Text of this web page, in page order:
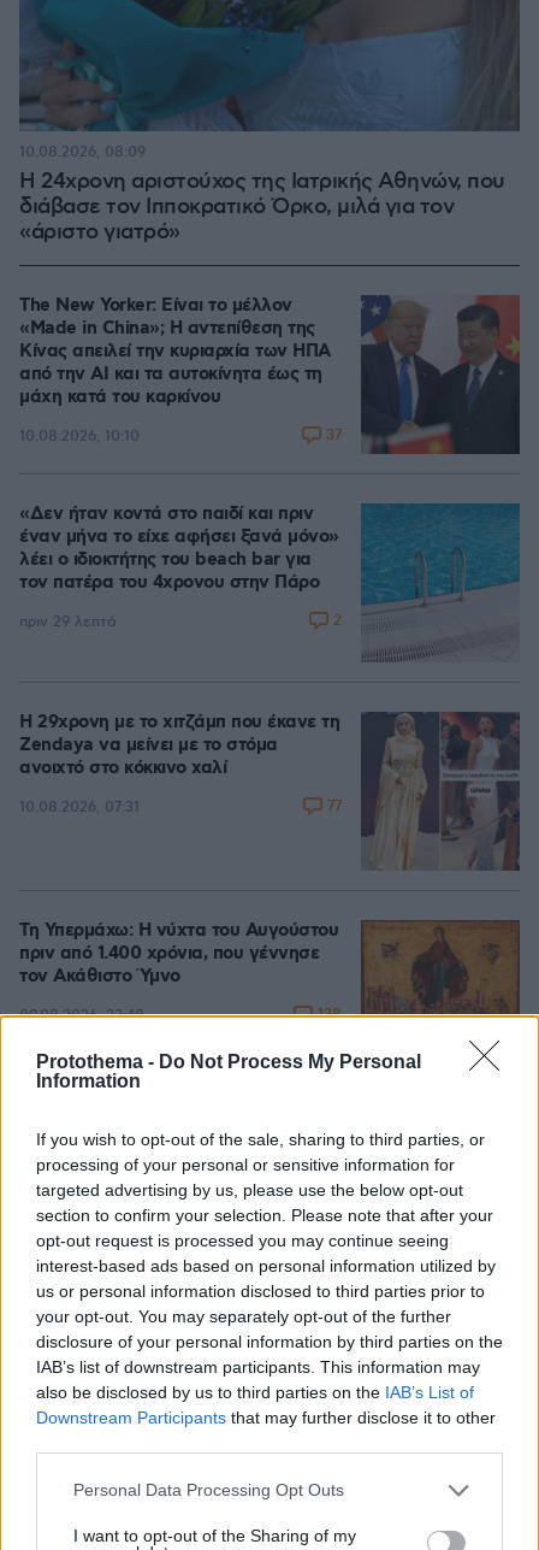
Protothema - Do Not Process My Personal
Information
If you wish to opt-out of the sale, sharing to third parties, or
processing of your personal or sensitive information for
targeted advertising by us, please use the below opt-out
section to confirm your selection. Please note that after your
opt-out request is processed you may continue seeing
interest-based ads based on personal information utilized by
us or personal information disclosed to third parties prior to
your opt-out. You may separately opt-out of the further
disclosure of your personal information by third parties on the
IAB’s list of downstream participants. This information may
also be disclosed by us to third parties on the IAB’s List of
Downstream Participants that may further disclose it to other
Please note that this website/app uses one or more Google
not limited to your visit or usage behaviour. You may click to
Personal Data Processing Opt Outs
I want to opt-out of the Sharing of my
Η 24χρονη αριστούχος της Ιατρικής Αθηνών, που
διάβασε τον Ιπποκρατικό Όρκο, μιλά για τον
«άριστο γιατρό»
10.08.2026, 08:09
The New Yorker: Είναι το μέλλον
«Made in China»; Η αντεπίθεση της
Κίνας απειλεί την κυριαρχία των ΗΠΑ
από την ΑΙ και τα αυτοκίνητα έως τη
μάχη κατά του καρκίνου
10.08.2026, 10:10 37
«Δεν ήταν κοντά στο παιδί και πριν
έναν μήνα το είχε αφήσει ξανά μόνο»
λέει ο ιδιοκτήτης του beach bar για
τον πατέρα του 4χρονου στην Πάρο
πριν 29 λεπτά 2
Η 29χρονη με το χιτζάμπ που έκανε τη
Zendaya να μείνει με το στόμα
ανοιχτό στο κόκκινο χαλί
10.08.2026, 07:31 77
Τη Υπερμάχω: Η νύχτα του Αυγούστου
πριν από 1.400 χρόνια, που γέννησε
τον Ακάθιστο Ύμνο
09.08.2026, 22:48 128
Καρυστιανού: Περιμένω αποδείξεις
από τον Αυγερινό, θα υπάρξουν
νομικές συνέπειες για όσους δεν
εξηγήσουν όσα λένε
10.08.2026, 08:45 136
Τζόλης, Καρέτσας, Κουλιεράκης: Γιατί
η Ευρώπη έδωσε €90 εκατ. για τρία
ταλέντα από την Ελλάδα